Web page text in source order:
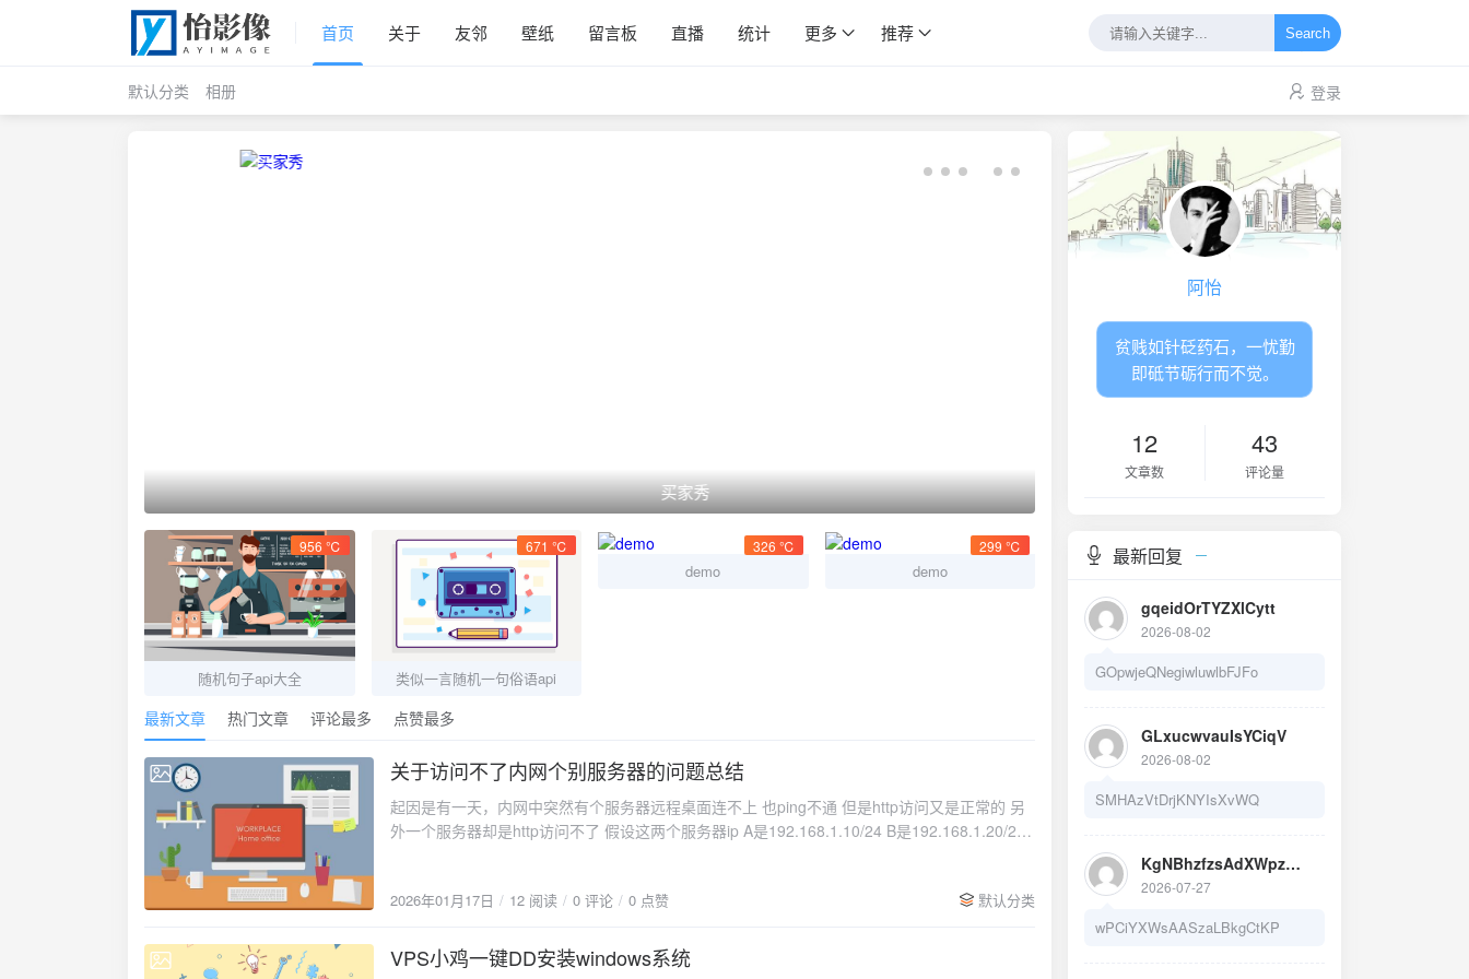
首页 关于 友邻 壁纸 留言板 直播 统计 更多 推荐 Search
默认分类 相册 登录
买家秀
956 ℃
随机句子api大全
671 ℃
类似一言随机一句俗语api
326 ℃
demo
299 ℃
demo
最新文章 热门文章 评论最多 点赞最多
2026-01-17
关于访问不了内网个别服务器的问题总结
起因是有一天，内网中突然有个服务器远程桌面连不上 也ping不通 但是http访问又是正常的 另
外一个服务器却是http访问不了 假设这两个服务器ip A是192.168.1.10/24 B是192.168.1.20/24
dhcp自动获取ip 获取的ip不同了而服务器是手动设置ip 子网掩码并没有覆盖网段因为服务器子网
255.255.254.0即可看似简单的问题，很容易忽略
2026年01月17日 12 阅读 0 评论 0 点赞 默认分类
2024-06-11
VPS小鸡一键DD安装windows系统
阿怡
贫贱如针砭药石，一忧勤
即砥节砺行而不觉。
12
文章数
43
评论量
最新回复
gqeidOrTYZXlCytt
2026-08-02
GOpwjeQNegiwluwlbFJFo
GLxucwvauIsYCiqV
2026-08-02
SMHAzVtDrjKNYIsXvWQ
KgNBhzfzsAdXWpzEeRLS
2026-07-27
wPCiYXWsAASzaLBkgCtKP